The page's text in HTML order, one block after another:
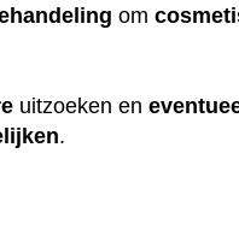
om
uitzoeken en
.